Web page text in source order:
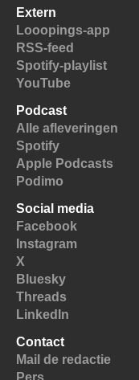
Extern
Looopings-app
RSS-feed
Spotify-playlist
YouTube
Podcast
Alle afleveringen
Spotify
Apple Podcasts
Podimo
Social media
Facebook
Instagram
X
Bluesky
Threads
LinkedIn
Contact
Mail de redactie